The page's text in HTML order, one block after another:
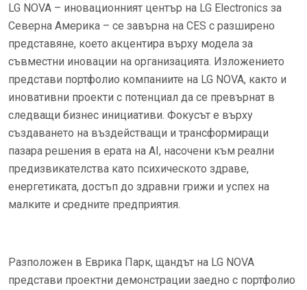
LG NOVA – иновационният център на LG Electronics за
Северна Америка – се завърна на CES с разширено
представяне, което акцентира върху модела за
съвместни иновации на организацията. Изложението
представи портфолио компаниите на LG NOVA, както и
иновативни проекти с потенциал да се превърнат в
следващи бизнес инициативи. Фокусът е върху
създаването на въздействащи и трансформиращи
пазара решения в ерата на AI, насочени към реални
предизвикателства като психическото здраве,
енергетиката, достъп до здравни грижи и успех на
малките и средните предприятия.
Разположен в Еврика Парк, щандът на LG NOVA
представи проектни демонстрации заедно с портфолио